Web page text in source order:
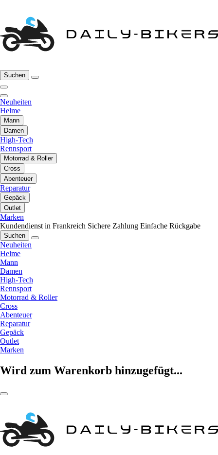
Suchen
Neuheiten
Helme
Mann
Damen
High-Tech
Rennsport
Motorrad & Roller
Cross
Abenteuer
Reparatur
Gepäck
Outlet
Marken
Kundendienst in Frankreich Sichere Zahlung Einfache Rückgabe
Suchen
Neuheiten
Helme
Mann
Damen
High-Tech
Rennsport
Motorrad & Roller
Cross
Abenteuer
Reparatur
Gepäck
Outlet
Marken
Wird zum Warenkorb hinzugefügt...